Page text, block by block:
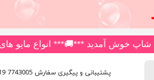
کلر و چاپی، اسلیپ، دامن دار، پا ار و یکسره با بیش از 180 مدل متنوع ***
پشتیبانی و پیگیری سفارش 7743005 0919